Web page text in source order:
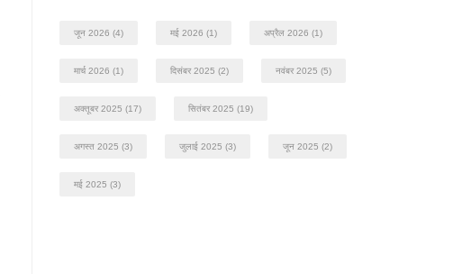
जून 2026 (4) मई 2026 (1) अप्रैल 2026 (1)
मार्च 2026 (1) दिसंबर 2025 (2) नवंबर 2025 (5)
अक्तूबर 2025 (17) सितंबर 2025 (19)
अगस्त 2025 (3) जुलाई 2025 (3) जून 2025 (2)
मई 2025 (3)